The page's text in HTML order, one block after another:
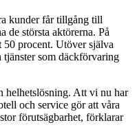
kunder får tillgång till
de största aktörerna. På
50 procent. Utöver själva
som däckförvaring
helhetslösning. Att vi nu har
och service gör att våra
förutsägbarhet, förklarar